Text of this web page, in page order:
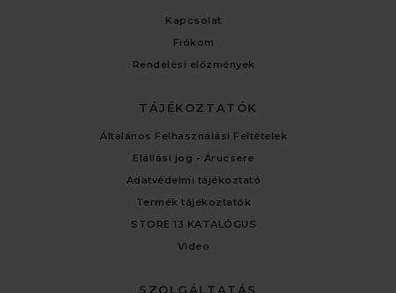
Kapcsolat
Fiókom
Rendelési előzmények
TÁJÉKOZTATÓK
Általános Felhasználási Feltételek
Elállási jog - Árucsere
Adatvédelmi tájékoztató
Termék tájékoztatók
STORE 13 KATALÓGUS
Video
SZOLGÁLTATÁS